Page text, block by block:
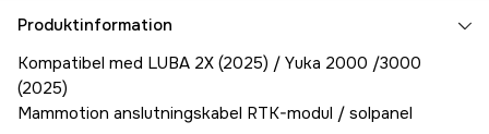
Produktinformation
Kompatibel med LUBA 2X (2025) / Yuka 2000 /3000
(2025)
Mammotion anslutningskabel RTK-modul / solpanel